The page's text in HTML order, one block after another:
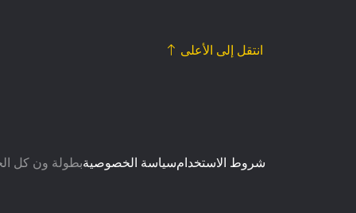
انتقل إلى الأعلى
© بطولة ون كلسياسة الخصوصيةشروط الاستخدام